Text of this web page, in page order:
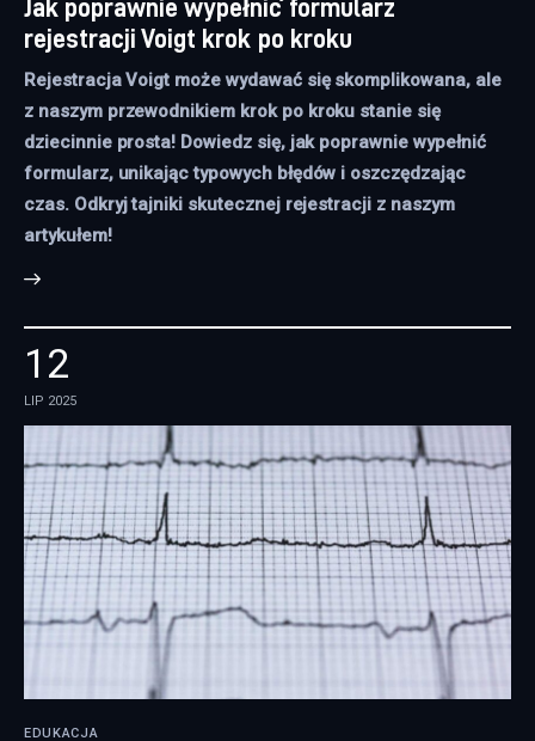
Jak poprawnie wypełnić formularz
rejestracji Voigt krok po kroku
Rejestracja Voigt może wydawać się skomplikowana, ale
z naszym przewodnikiem krok po kroku stanie się
dziecinnie prosta! Dowiedz się, jak poprawnie wypełnić
formularz, unikając typowych błędów i oszczędzając
czas. Odkryj tajniki skutecznej rejestracji z naszym
artykułem!
12
LIP 2025
EDUKACJA